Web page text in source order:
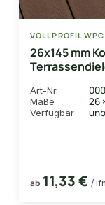
VOLLPROFIL
26x145 mm
Art-Nr.
Maße 26
Verfügbar
ab 11,33 € /